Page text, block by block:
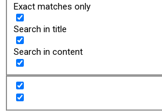
Exact matches only
Search in title
Search in content